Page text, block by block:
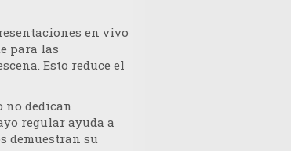
en vivo
para las
Esto reduce el
no dedican
regular ayuda a
demuestran su